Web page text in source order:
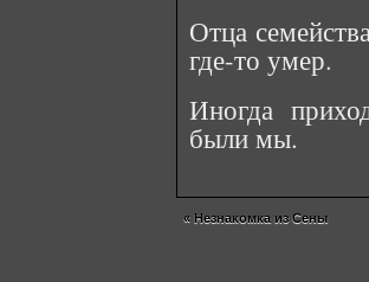
Отца
где-то умер.
Иногда
были мы.
« Незнакомка из Сены